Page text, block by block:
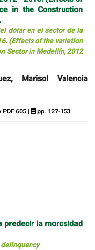
in the Construction
dólar en el sector de la
(Effects of the variation
Sector in Medellín, 2012
Marisol Valencia
605 | pp. 127-153
predecir la morosidad